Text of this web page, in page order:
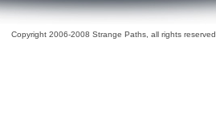
Copyright 2006-2008 Strange Paths, all rights reserved.